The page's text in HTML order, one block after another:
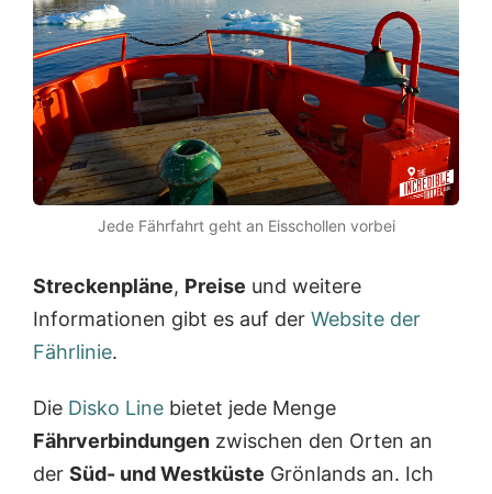
Jede Fährfahrt geht an Eisschollen vorbei
Streckenpläne, Preise und weitere
Informationen gibt es auf der Website der
Fährlinie.
Die Disko Line bietet jede Menge
Fährverbindungen zwischen den Orten an
der Süd- und Westküste Grönlands an. Ich